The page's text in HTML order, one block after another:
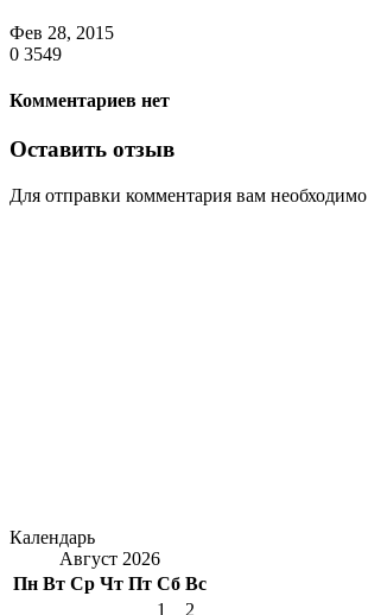
Фев 28, 2015
0 3549
Комментариев нет
Оставить отзыв
Для отправки комментария вам необходимо
Календарь
Август 2026
Пн Вт Ср Чт Пт Сб Вс
1
2